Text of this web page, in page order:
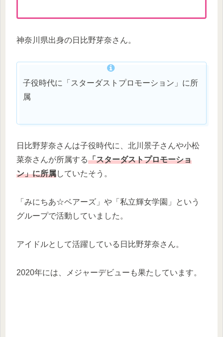
神奈川県出身の日比野芽奈さん。
子役時代に「スターダストプロモーション」に所
属
日比野芽奈さんは子役時代に、北川景子さんや小松
菜奈さんが所属する「スターダストプロモーショ
ン」に所属していたそう。
「みにちあ☆ベアーズ」や「私立輝女学園」という
グループで活動していました。
アイドルとして活躍している日比野芽奈さん。
2020年には、メジャーデビューも果たしています。